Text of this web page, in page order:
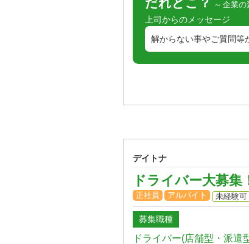
企業の
上司からのメッセージ
解からない事やご質問等
デイトナ
ドライバー大募
正社員 アルバイト 未経験可
募集職種
ドライバー(店舗型・派遣